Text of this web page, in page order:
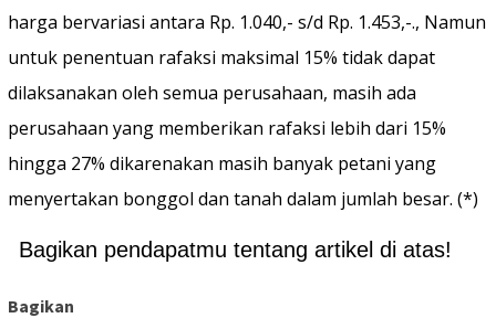
harga bervariasi antara Rp. 1.040,- s/d Rp. 1.453,-., Namun
untuk penentuan rafaksi maksimal 15% tidak dapat
dilaksanakan oleh semua perusahaan, masih ada
perusahaan yang memberikan rafaksi lebih dari 15%
hingga 27% dikarenakan masih banyak petani yang
menyertakan bonggol dan tanah dalam jumlah besar. (*)
Bagikan pendapatmu tentang artikel di atas!
Bagikan